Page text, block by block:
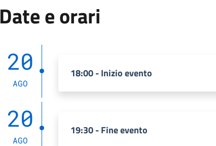
Date e orari
20
AGO
18:00 - Inizio evento
20
AGO
19:30 - Fine evento